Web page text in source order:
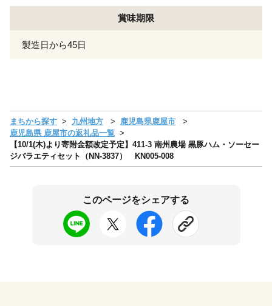
賞味期限
製造日から45日
まちから探す 九州地方
鹿児島県鹿屋市
鹿児島県 鹿屋市の返礼品一覧
【10/1(木)より寄附金額改定予定】411-3 南州農場 黒豚ハム・ソーセー
ジバラエティセット（NN-3837） KN005-008
このページをシェアする